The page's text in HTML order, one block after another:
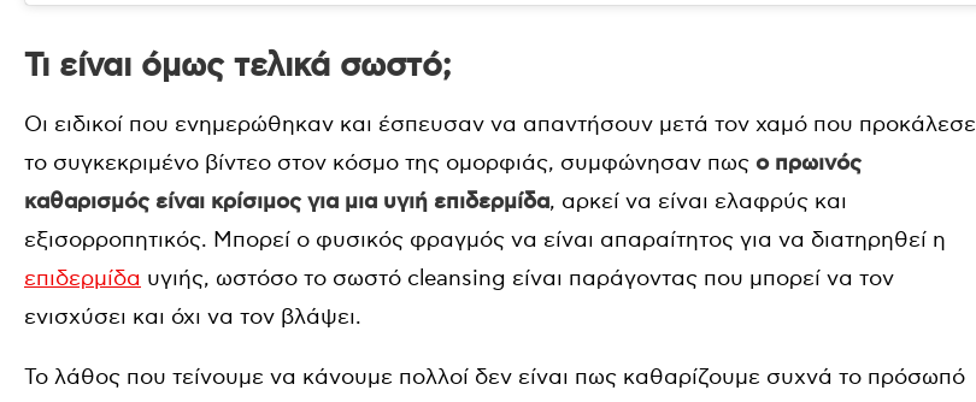
Τι είναι όμως τελικά σωστό;
Οι ειδικοί που ενημερώθηκαν και έσπευσαν να απαντήσουν μετά τον χαμό που προκάλεσε
το συγκεκριμένο βίντεο στον κόσμο της ομορφιάς, συμφώνησαν πως ο πρωινός
καθαρισμός είναι κρίσιμος για μια υγιή επιδερμίδα, αρκεί να είναι ελαφρύς και
εξισορροπητικός. Μπορεί ο φυσικός φραγμός να είναι απαραίτητος για να διατηρηθεί η
επιδερμίδα υγιής, ωστόσο το σωστό cleansing είναι παράγοντας που μπορεί να τον
ενισχύσει και όχι να τον βλάψει.
Το λάθος που τείνουμε να κάνουμε πολλοί δεν είναι πως καθαρίζουμε συχνά το πρόσωπό